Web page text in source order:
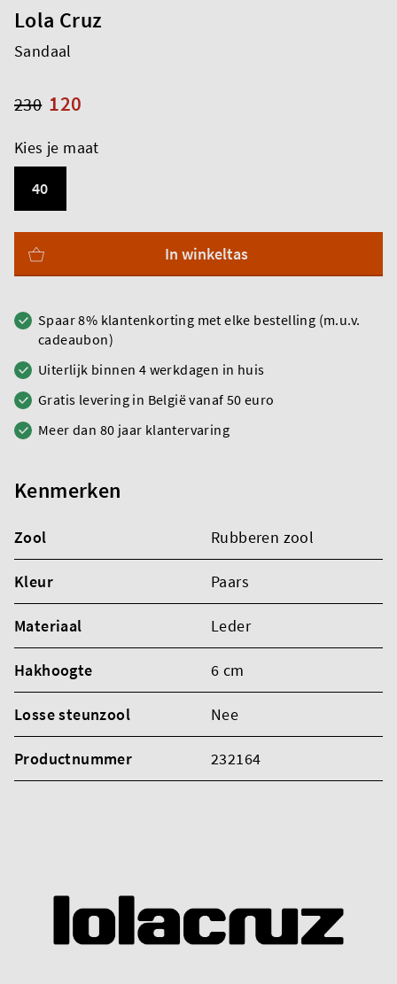
Lola Cruz
Sandaal
120
230
Kies je maat
40
In winkeltas
Spaar 8% klantenkorting met elke bestelling (m.u.v.
cadeaubon)
Uiterlijk binnen 4 werkdagen in huis
Gratis levering in België vanaf 50 euro
Meer dan 80 jaar klantervaring
Kenmerken
Zool Rubberen zool
Kleur Paars
Materiaal Leder
Hakhoogte 6 cm
Losse steunzool Nee
Productnummer 232164